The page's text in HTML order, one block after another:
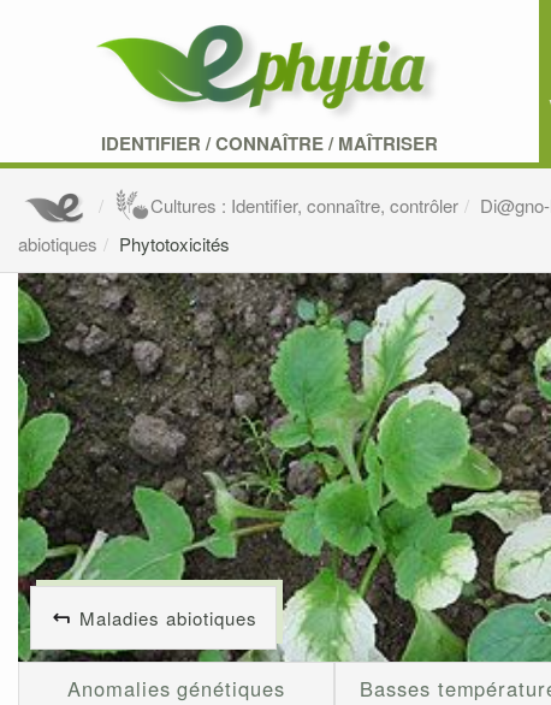
IDENTIFIER /CONNAÎTRE/MAÎTRISER
Cultures : Identifier, connaître, contrôler
abiotiques
Phytotoxicités
Maladies abiotiques
Anomalies génétiques Basses